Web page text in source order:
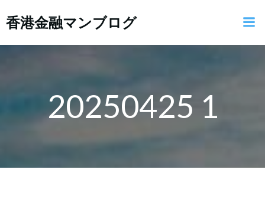
ン
ン
キ
ッ
香港金融マンブログ
20250425 1